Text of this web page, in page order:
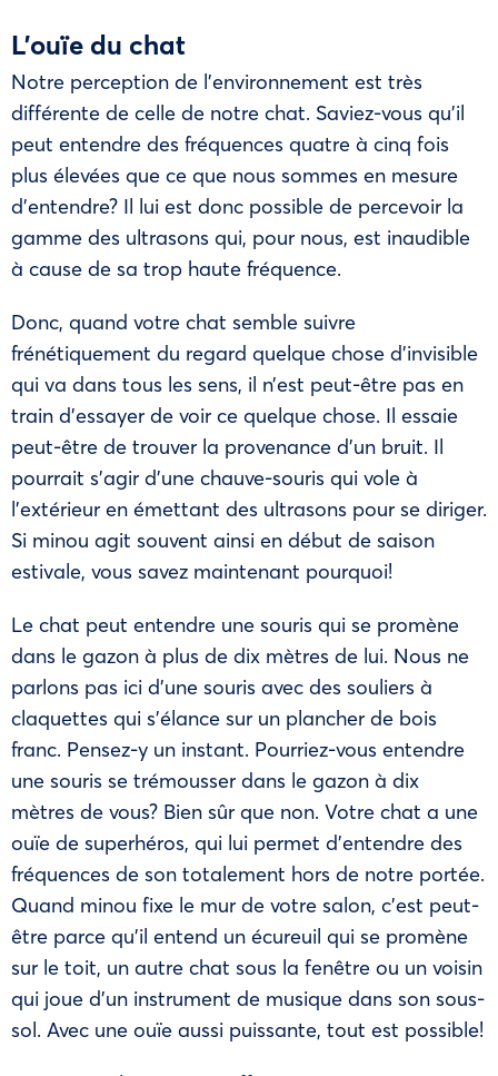
L’ouïe du chat
Notre perception de l’environnement est très
différente de celle de notre chat. Saviez-vous qu’il
peut entendre des fréquences quatre à cinq fois
plus élevées que ce que nous sommes en mesure
d’entendre? Il lui est donc possible de percevoir la
gamme des ultrasons qui, pour nous, est inaudible
à cause de sa trop haute fréquence.
Donc, quand votre chat semble suivre
frénétiquement du regard quelque chose d’invisible
qui va dans tous les sens, il n’est peut-être pas en
train d’essayer de voir ce quelque chose. Il essaie
peut-être de trouver la provenance d’un bruit. Il
pourrait s’agir d’une chauve-souris qui vole à
l’extérieur en émettant des ultrasons pour se diriger.
Si minou agit souvent ainsi en début de saison
estivale, vous savez maintenant pourquoi!
Le chat peut entendre une souris qui se promène
dans le gazon à plus de dix mètres de lui. Nous ne
parlons pas ici d’une souris avec des souliers à
claquettes qui s’élance sur un plancher de bois
franc. Pensez-y un instant. Pourriez-vous entendre
une souris se trémousser dans le gazon à dix
mètres de vous? Bien sûr que non. Votre chat a une
ouïe de superhéros, qui lui permet d’entendre des
fréquences de son totalement hors de notre portée.
Quand minou fixe le mur de votre salon, c’est peut-
être parce qu’il entend un écureuil qui se promène
sur le toit, un autre chat sous la fenêtre ou un voisin
qui joue d’un instrument de musique dans son sous-
sol. Avec une ouïe aussi puissante, tout est possible!